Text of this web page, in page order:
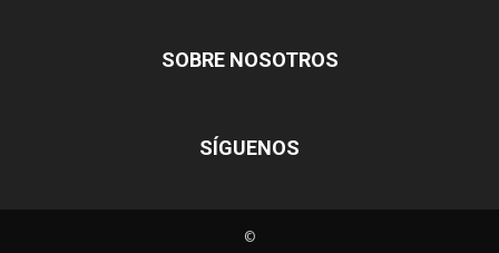
SOBRE NOSOTROS
SÍGUENOS
©